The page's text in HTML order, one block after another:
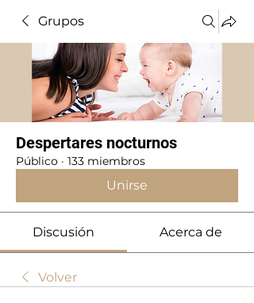
Grupos
Despertares nocturnos
Público · 133 miembros
Unirse
Discusión Acerca de
Volver